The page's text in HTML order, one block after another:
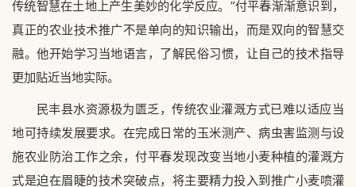
传统智慧在土地上产生美妙的化学反应。”付平春渐渐意识到，
真正的农业技术推广不是单向的知识输出，而是双向的智慧交
融。他开始学习当地语言，了解民俗习惯，让自己的技术指导
更加贴近当地实际。
民丰县水资源极为匮乏，传统农业灌溉方式已难以适应当
地可持续发展要求。在完成日常的玉米测产、病虫害监测与设
施农业防治工作之余，付平春发现改变当地小麦种植的灌溉方
式是迫在眉睫的技术突破点，将主要精力投入到推广小麦喷灌